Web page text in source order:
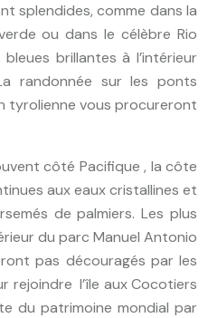
splendides, comme dans la
ou dans le célèbre Rio
brillantes à l’intérieur
randonnée sur les ponts
tyrolienne vous procureront
côté Pacifique , la côte
aux eaux cristallines et
de palmiers. Les plus
du parc Manuel Antonio
pas découragés par les
rejoindre l’île aux Cocotiers
du patrimoine mondial par